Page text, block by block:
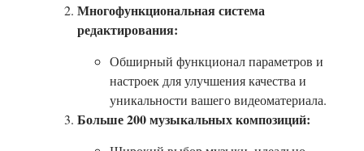
Многофункциональная система
редактирования:
Обширный функционал параметров и
настроек для улучшения качества и
уникальности вашего видеоматериала.
Больше 200 музыкальных композиций: